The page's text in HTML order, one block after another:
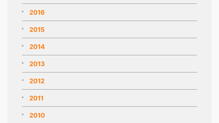
2016
2015
2014
2013
2012
2011
2010